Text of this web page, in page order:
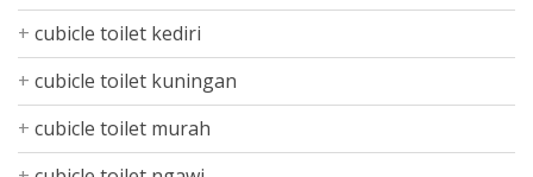
cubicle toilet kediri
cubicle toilet kuningan
cubicle toilet murah